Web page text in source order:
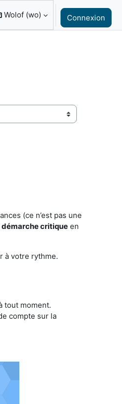
Wolof ‎(wo)‎ Connexion
(ce n’est pas une
critique en
à votre rythme.
tout moment.
compte sur la